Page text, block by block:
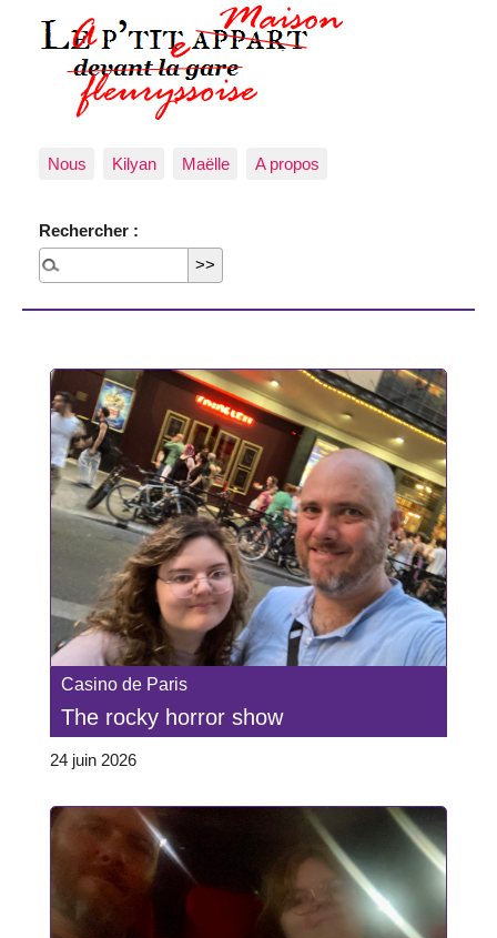
Nous Kilyan Maëlle A propos
Rechercher :
Casino de Paris
The rocky horror show
24 juin 2026